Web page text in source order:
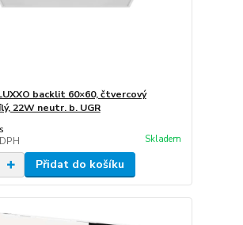
backlit 60×60, čtvercový
22W neutr. b. UGR
Skladem
Přidat do košíku